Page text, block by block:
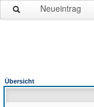
Neueintrag
Übersicht